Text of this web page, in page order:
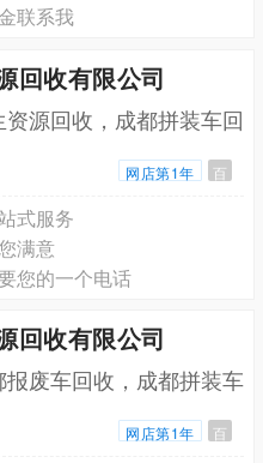
联系我
回收有限公司
源回收，成都拼装车回
网店第1年 百
式服务
满意
您的一个电话
回收有限公司
废车回收，成都拼装车
网店第1年 百